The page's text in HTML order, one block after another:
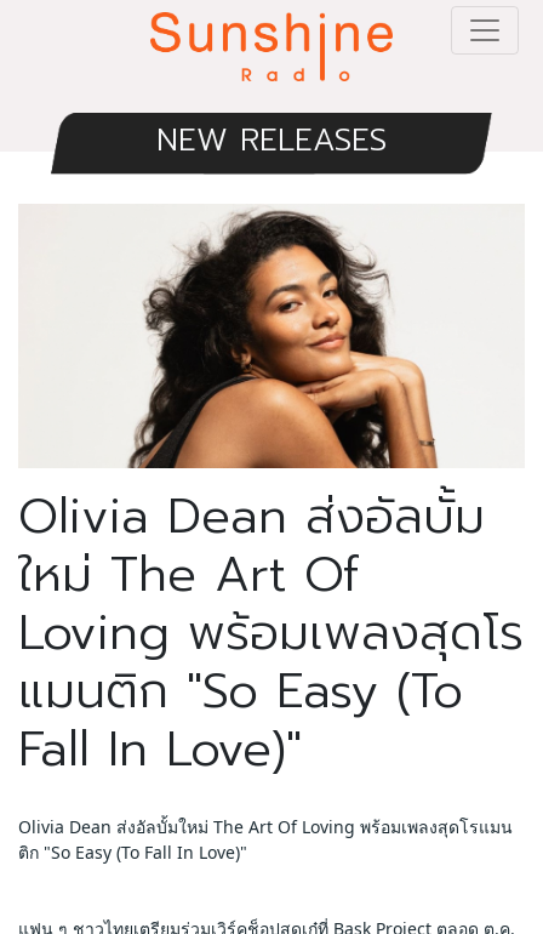
NEW RELEASES
Olivia Dean ส่งอัลบั้ม
ใหม่ The Art Of
Loving พร้อมเพลงสุดโร
แมนติก "So Easy (To
Fall In Love)"
Olivia Dean ส่งอัลบั้มใหม่ The Art Of Loving พร้อมเพลงสุดโรแมน
ติก "So Easy (To Fall In Love)"
แฟน ๆ ชาวไทยเตรียมร่วมเวิร์คช็อปสุดเก๋ที่ Bask Project ตลอด ต.ค.